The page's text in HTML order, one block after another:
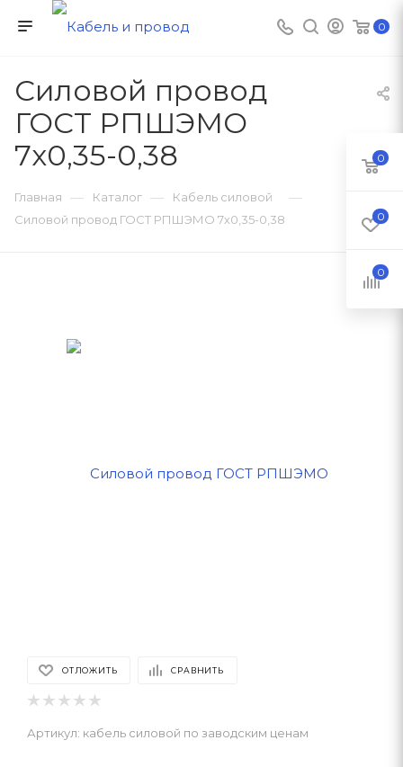
0
Силовой провод
ГОСТ РПШЭМО
7х0,35-0,38
Главная — Каталог — Кабель силовой —
Силовой провод ГОСТ РПШЭМО 7х0,35-0,38
ОТЛОЖИТЬ СРАВНИТЬ
Артикул: кабель силовой по заводским ценам
0
0
0